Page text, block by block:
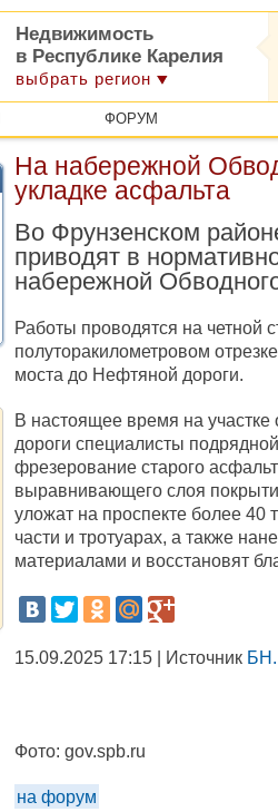
Недвижимость
в Республике Карелия
выбрать регион
ФОРУМ
На набережной
укладке асфальта
Во Фрунзенском
приводят в
набережной
Работы проводятся на четной
полуторакилометровом
моста до Нефтяной дороги.
В настоящее время на участке
дороги специалисты
фрезерование старого
выравнивающего слоя
уложат на проспекте более 40
части и тротуарах, а также
материалами и восстановят
15.09.2025 17:15 | Источник
Фото: gov.spb.ru
на форум